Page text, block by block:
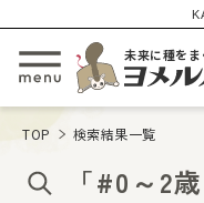
メニューを開閉する
未来に種をま
TOP 検索結果一覧
「#0～2歳